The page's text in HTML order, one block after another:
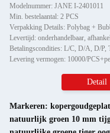
Modelnummer: JANE I-2401011
Min. bestelaantal: 2 PCS
Verpakking Details: Polybag +
Levertijd: onderhandelbaar,
Betalingscondities: L/C, D/A, D/P,
Levering vermogen: 10000/
Detail
Markeren:
natuurlijk groen 10 mm